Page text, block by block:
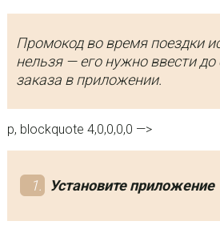
Промокод во время поездки
нельзя — его нужно ввести
заказа в приложении.
p, blockquote 4,0,0,0,0 —>
Установите